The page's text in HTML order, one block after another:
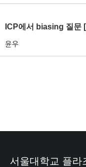
ICP에서 biasing 질
윤우
서울대학교 플라